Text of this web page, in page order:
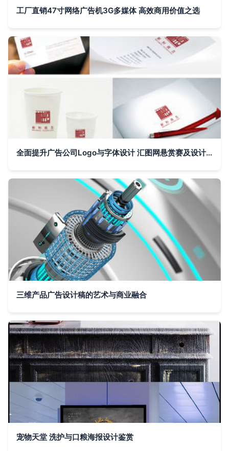
工厂直销47寸网络广告机3G多媒体 高效商用价值之选
全面提升广告公司Logo与字体设计 汇图网悬赏赛及设计建议
三维产品广告设计稿的艺术与商业融合
宠物天堂 洗护与口粮海报设计鉴赏